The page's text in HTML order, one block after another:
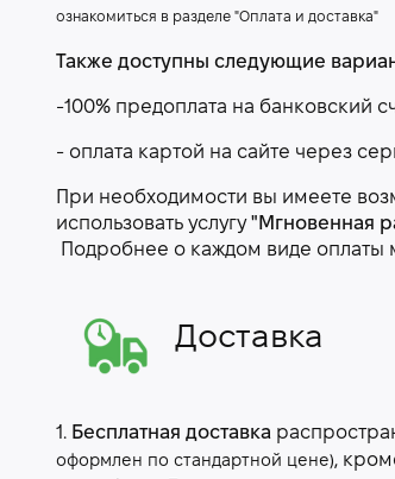
ознакомиться в разделе "Оплата и доставка"
Также доступны следующие
-100% предоплата на банковский
- оплата картой на сайте через
При необходимости вы имеете
использовать услугу "Мгновенная
Подробнее о каждом виде оплаты
Доставка
1. Бесплатная доставка
оформлен по стандартной цене),